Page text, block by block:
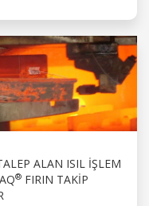
ALAN ISIL İŞLEM
® FIRIN TAKIP